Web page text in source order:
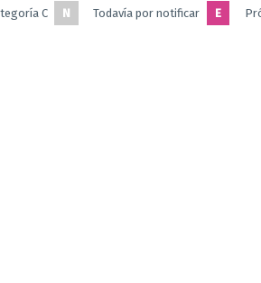
C N Todavía por notificar E